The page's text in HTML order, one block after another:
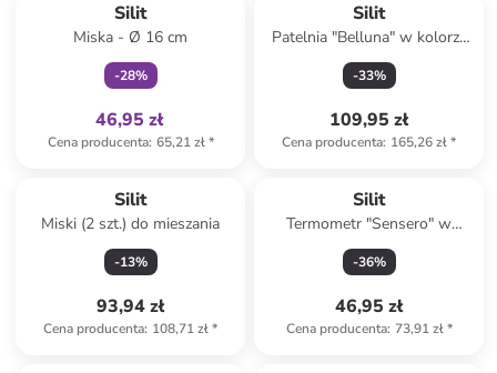
Silit
Miska - Ø 16 cm
-28%
46,95 zł
Cena producenta: 65,21 zł*
Silit
Patelnia "Belluna" w kolorze
niebieskim - Ø 24 cm
-33%
109,95 zł
Cena producenta: 165,26 zł*
Silit
Miski (2 szt.) do mieszania
-13%
93,94 zł
Cena producenta: 108,71 zł*
Silit
Termometr "Sensero" w
kolorze czarnym do mięsa - Ø
6,2 cm
-36%
46,95 zł
Cena producenta: 73,91 zł*